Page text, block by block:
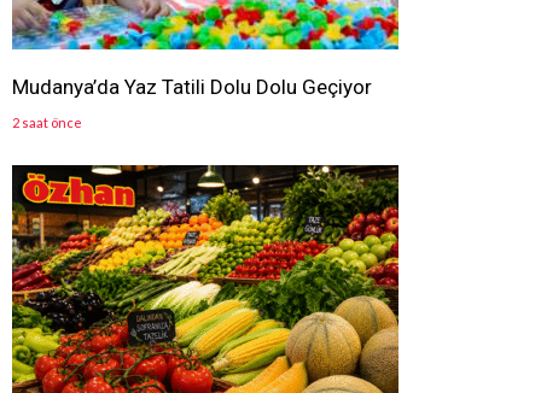
Mudanya’da Yaz Tatili Dolu Dolu Geçiyor
2 saat önce